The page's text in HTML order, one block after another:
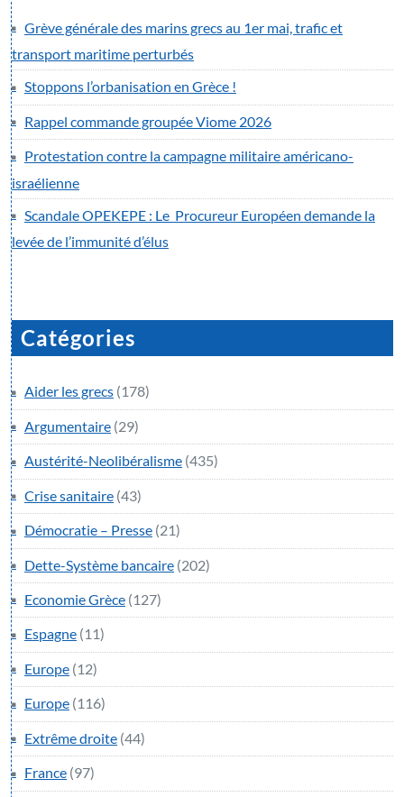
Grève générale des marins grecs au 1er mai, trafic et
transport maritime perturbés
Stoppons l’orbanisation en Grèce !
Rappel commande groupée Viome 2026
Protestation contre la campagne militaire américano-
israélienne
Scandale OPEKEPE : Le Procureur Européen demande la
levée de l’immunité d’élus
Catégories
Aider les grecs (178)
Argumentaire (29)
Austérité-Neolibéralisme (435)
Crise sanitaire (43)
Démocratie – Presse (21)
Dette-Système bancaire (202)
Economie Grèce (127)
Espagne (11)
Europe (12)
Europe (116)
Extrême droite (44)
France (97)